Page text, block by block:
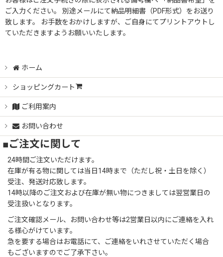
ご入力ください。 別途メールにて納品明細書（PDF形式）をお送り
致します。 お手数をおかけしますが、ご自身にてプリントアウトし
ていただきますようお願いいたします。
ホーム
ショッピングカート
ご利用案内
お問い合わせ
■ご注文に関して
24時間ご注文いただけます。
在庫が有る物に関しては当日14時まで（ただし祝・土日を除く）
受注、発送対応致します。
14時以降のご注文および在庫が無い物につきましては翌営業日の
受注扱いとなります。
ご注文確認メール、お問い合わせ等は2営業日以内にご連絡を入れ
る様心がけています。
急を要する場合はお電話にて、ご連絡をいれさせていただく場合
もございますのでご了承下さい。